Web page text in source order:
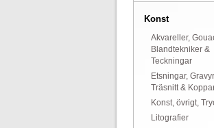
Konst
Akvareller,
Blandtekniker &
Teckningar
Etsningar,
Träsnitt &
Konst, övrigt,
Litografier